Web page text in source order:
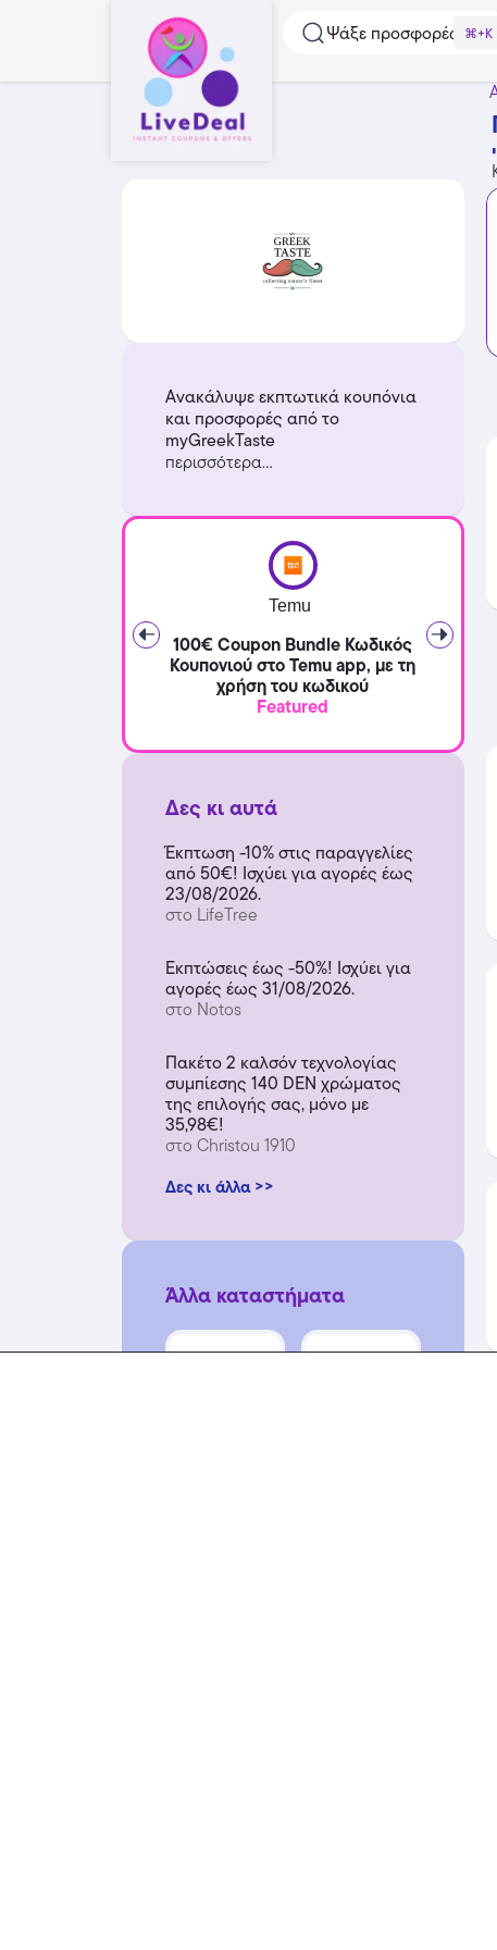
Ψάξε προσφορές...⌘+K
Ανακάλυψε εκπτωτικά κουπόνια
και προσφορές από το
myGreekTaste
περισσότερα...
Temu
100€ Coupon Bundle Κωδικός
Κουπονιού στο Temu app, με τη
χρήση του κωδικού
Featured
Δες κι αυτά
Έκπτωση -10% στις παραγγελίες
από 50€! Ισχύει για αγορές έως
23/08/2026.
στο LifeTree
Εκπτώσεις έως -50%! Ισχύει για
αγορές έως 31/08/2026.
στο Notos
Πακέτο 2 καλσόν τεχνολογίας
συμπίεσης 140 DEN χρώματος
της επιλογής σας, μόνο με
35,98€!
στο Christou 1910
Δες κι άλλα >>
Άλλα καταστήματα